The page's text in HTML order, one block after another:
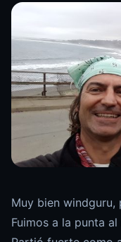
Muy bien
Fuimos a la punta